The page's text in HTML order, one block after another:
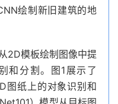
绘制新旧建筑的地
2D模板绘制图像中提
和分割。图1展示了
图纸上的对象识别和